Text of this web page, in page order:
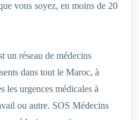
vous soyez, en moins de 20
un réseau de médecins
dans tout le Maroc, à
les urgences médicales à
ou autre. SOS Médecins